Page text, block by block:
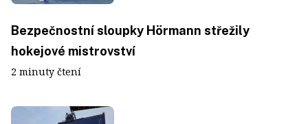
Bezpečnostní sloupky Hörmann střežily
hokejové mistrovství
2 minuty čtení